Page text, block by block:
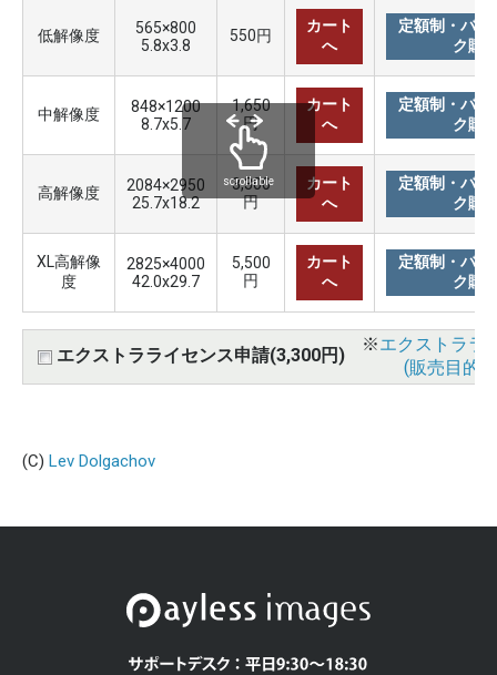
低解像度
565×800
5.8x3.8
550円
カート
へ
定額制・バリ
ク購
中解像度
848×1200
8.7x5.7
1,650
円
カート
へ
定額制・バリ
ク購
高解像度
2084×2950
25.7x18.2
3,300
円
カート
へ
定額制・バリ
ク購
XL高解像
度
2825×4000
42.0x29.7
5,500
円
カート
へ
定額制・バリ
ク購
エクストラライセンス申請(3,300円)
※エクストララ
(販売目的
scrollable
(C) Lev Dolgachov